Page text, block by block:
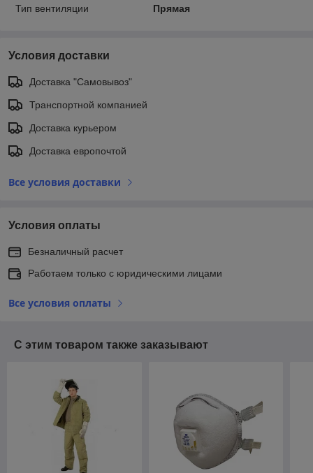
Тип вентиляции Прямая
Условия доставки
Доставка "Самовывоз"
Транспортной компанией
Доставка курьером
Доставка европочтой
Все условия доставки
Условия оплаты
Безналичный расчет
Работаем только с юридическими лицами
Все условия оплаты
С этим товаром также заказывают